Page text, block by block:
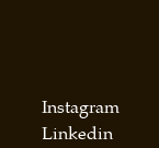
Instagram
Linkedin